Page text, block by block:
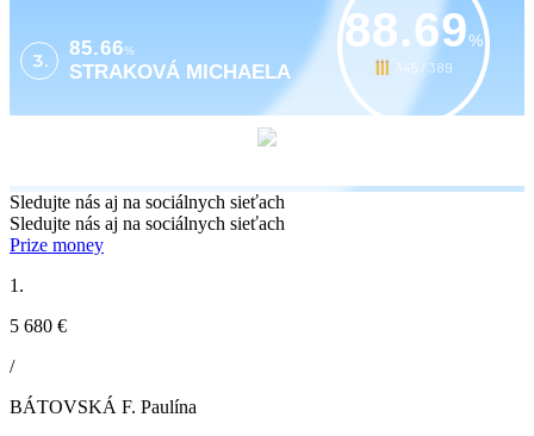
3.
85.66%
STRAKOVÁ MICHAELA
88.69%
345 / 389
Sledujte nás aj na sociálnych sieťach
Sledujte nás aj na sociálnych sieťach
Prize money
1.
5 680 €
/
BÁTOVSKÁ F. Paulína